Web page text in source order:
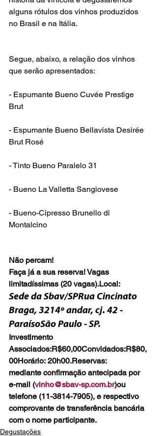
alguns rótulos dos vinhos produzidos
no Brasil e na Itália.
Segue, abaixo, a relação dos vinhos
que serão apresentados:
- Espumante Bueno Cuvée Prestige
Brut
- Espumante Bueno Bellavista Desirée
Brut Rosé
- Tinto Bueno Paralelo 31
- Bueno La Valletta Sangiovese
- Bueno-Cipresso Brunello di
Montalcino
Não percam!
Faça já a sua reserva! Vagas
limitadíssimas (20 vagas).Local:
Sede da Sbav/SPRua Cincinato
Braga, 3214º andar, cj. 42 -
ParaísoSão Paulo - SP.
Investimento
Associados:R$60,00Convidados:R$80,
00Horário: 20h00.Reservas:
mediante confirmação antecipada por
e-mail (vinho@sbav-sp.com.br)ou
telefone (11-3814-7905), e respectivo
comprovante de transferência bancária
com o nome participante.
Degustações